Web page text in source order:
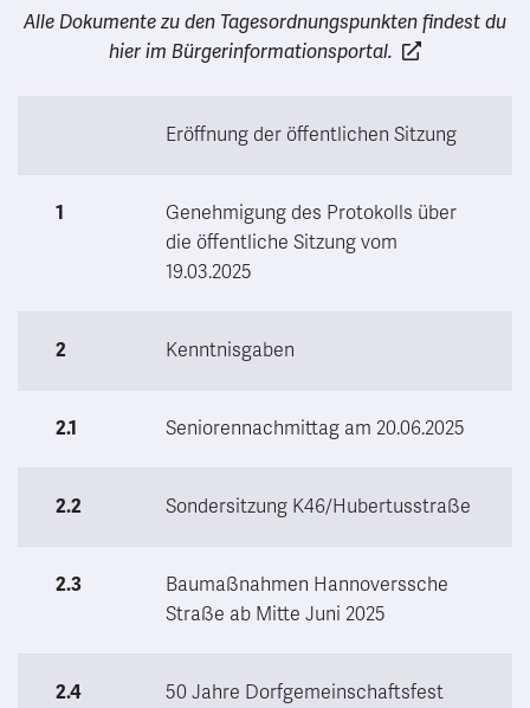
Alle Dokumente zu den Tagesordnungspunkten findest du
hier im Bürgerinformationsportal.
Eröffnung der öffentlichen Sitzung
1
Genehmigung des Protokolls über
die öffentliche Sitzung vom
19.03.2025
2 Kenntnisgaben
2.1 Seniorennachmittag am 20.06.2025
2.2 Sondersitzung K46/Hubertusstraße
2.3
Baumaßnahmen Hannoverssche
Straße ab Mitte Juni 2025
2.4
50 Jahre Dorfgemeinschaftsfest